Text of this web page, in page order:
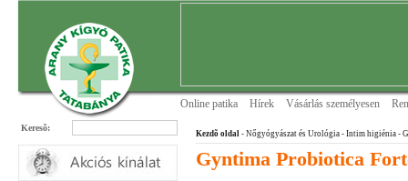
Online patika Hírek Vásárlás személyesen
Keresõ:
Kezdõ oldal - Nőgyógyászat és Urológia - Intim higiénia -
Gyntima Probiotica